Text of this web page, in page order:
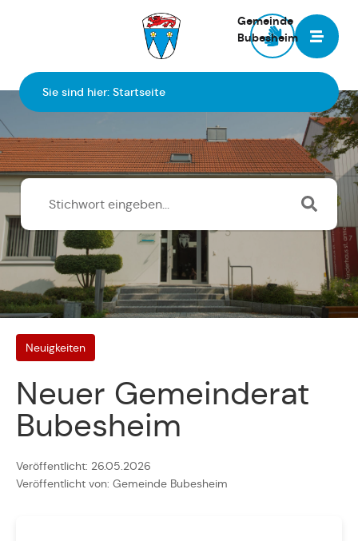
Gemeinde
Bubesheim
Sie sind hier: Startseite
Neuigkeiten
Neuer Gemeinderat
Bubesheim
Veröffentlicht: 26.05.2026
Veröffentlicht von: Gemeinde Bubesheim